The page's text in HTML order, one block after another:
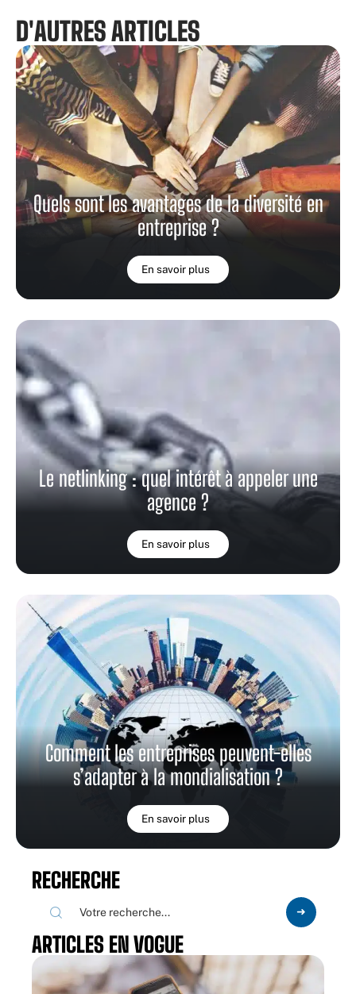
D'AUTRES ARTICLES
Quels sont les avantages de la diversité en
entreprise ?
En savoir plus
Le netlinking : quel intérêt à appeler une
agence ?
En savoir plus
Comment les entreprises peuvent-elles
s’adapter à la mondialisation ?
En savoir plus
RECHERCHE
ARTICLES EN VOGUE